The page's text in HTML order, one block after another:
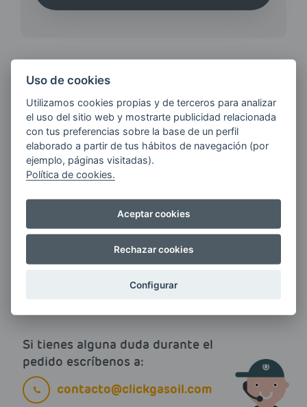
¿QUIERES ESTAR AL DÍA DE
LAS
ÚLTIMAS NOVEDADES?
E-MAIL
Quiero recibir las últimas novedades de AVIA
ENERGIAS por cualquier medio, incluido
electrónico.Más información
Si tienes alguna duda durante el
pedido escríbenos a:
contacto@clickgasoil.com
Uso de cookies
Utilizamos cookies propias y de terceros para analizar
el uso del sitio web y mostrarte publicidad relacionada
con tus preferencias sobre la base de un perfil
elaborado a partir de tus hábitos de navegación (por
ejemplo, páginas visitadas).
Política de cookies.
Aceptar cookies
Rechazar cookies
Configurar